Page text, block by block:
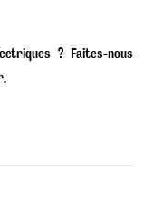
? Faites-nous